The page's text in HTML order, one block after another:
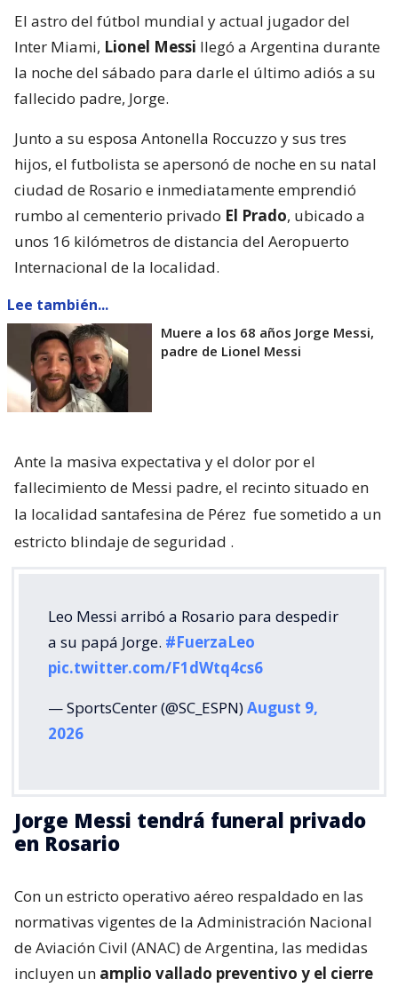
El astro del fútbol mundial y actual jugador del
Inter Miami, Lionel Messi llegó a Argentina durante
la noche del sábado para darle el último adiós a su
fallecido padre, Jorge.
Junto a su esposa Antonella Roccuzzo y sus tres
hijos, el futbolista se apersonó de noche en su natal
ciudad de Rosario e inmediatamente emprendió
rumbo al cementerio privado El Prado, ubicado a
unos 16 kilómetros de distancia del Aeropuerto
Internacional de la localidad.
Lee también...
Muere a los 68 años Jorge Messi,
padre de Lionel Messi
Ante la masiva expectativa y el dolor por el
fallecimiento de Messi padre, el recinto situado en
la localidad santafesina de Pérez fue sometido a un
estricto blindaje de seguridad .
Leo Messi arribó a Rosario para despedir
a su papá Jorge. #FuerzaLeo
pic.twitter.com/F1dWtq4cs6
— SportsCenter (@SC_ESPN)August 9,
2026
Jorge Messi tendrá funeral privado
en Rosario
Con un estricto operativo aéreo respaldado en las
normativas vigentes de la Administración Nacional
de Aviación Civil (ANAC) de Argentina, las medidas
incluyen un amplio vallado preventivo y el cierre